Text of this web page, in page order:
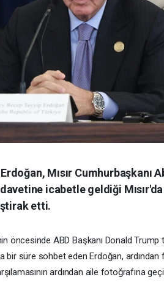
Mısır Cumhurbaşkanı
icabetle geldiği
etti.
öncesinde ABD Başkanı Donald Trump
bir süre sohbet eden Erdoğan,
ardından aile fotoğrafına